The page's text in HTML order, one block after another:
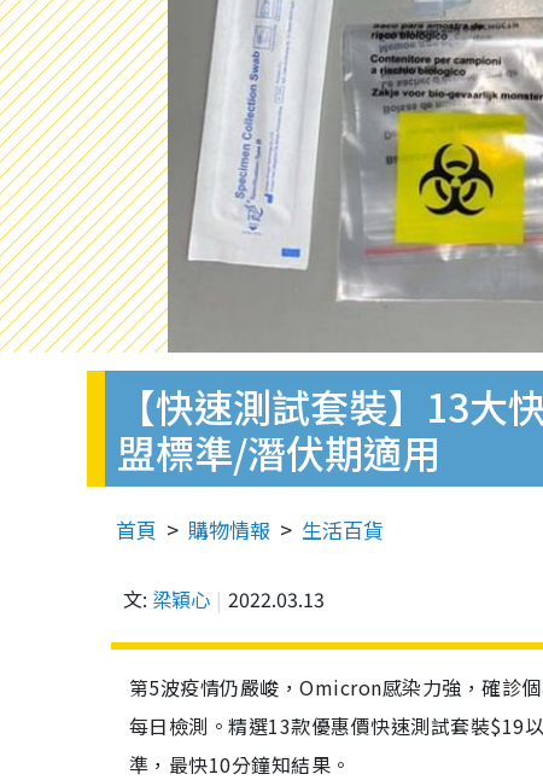
【快速測試套裝】13
盟標準/潛伏期適用
首頁 購物情報 生活百貨
文: 梁穎心 2022.03.13
第5波疫情仍嚴峻，Omicron感染力強，確診
每日檢測。精選13款優惠價快速測試套裝$19
準，最快10分鐘知結果。